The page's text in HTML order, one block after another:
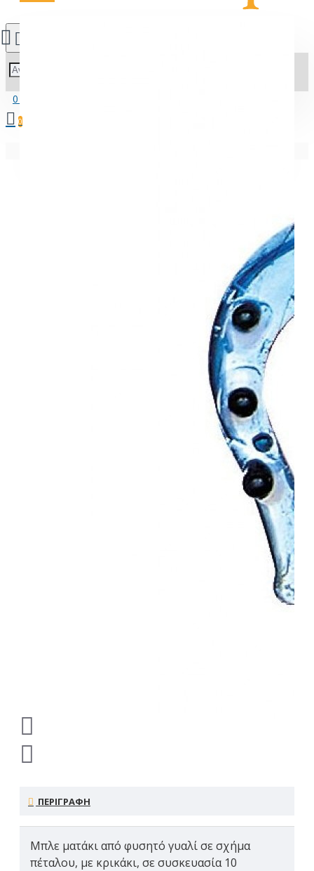
0 προϊόν(τα) - 0.00€
0
ΠΕΡΙΓΡΑΦΗ
Μπλε ματάκι από φυσητό γυαλί σε σχήμα
πέταλου, με κρικάκι, σε συσκευασία 10